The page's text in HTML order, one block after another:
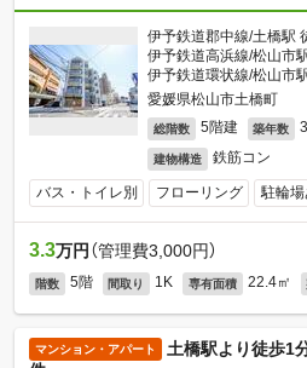
伊予鉄道郡中線/土橋駅
伊予鉄道高浜線/松山市
伊予鉄道環状線/松山市
愛媛県松山市土橋町
総階数 5階建 築年数
建物構造 鉄筋コン
バス・トイレ別 フローリング 駐輪場
3.3万円 （管理費3,000円）
階数 5階 間取り 1K 専有面積 22.4㎡
マンション・アパート
土橋駅より徒歩1